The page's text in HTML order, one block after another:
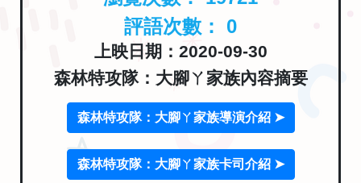
評語次數： 0
上映日期：2020-09-30
森林特攻隊：大腳ㄚ家族內容摘要
森林特攻隊：大腳ㄚ家族導演介紹 ➤
森林特攻隊：大腳ㄚ家族卡司介紹 ➤